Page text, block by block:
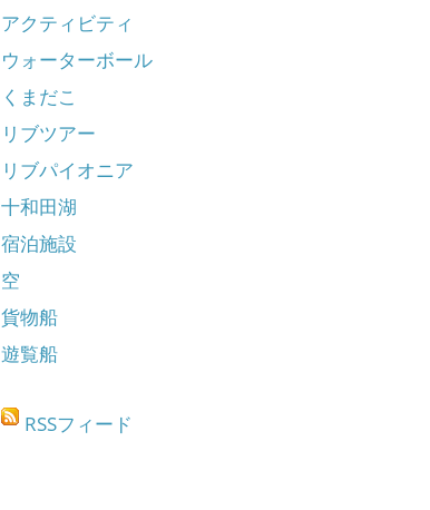
アクティビティ
ウォーターボール
くまだこ
リブツアー
リブパイオニア
十和田湖
宿泊施設
空
貨物船
遊覧船
RSSフィード